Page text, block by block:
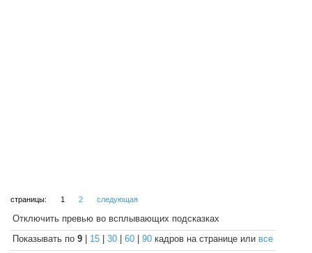
страницы: 1 2 следующая
Отключить превью во всплывающих подсказках
Показывать по 9 15 30 60 90 кадров на странице или все